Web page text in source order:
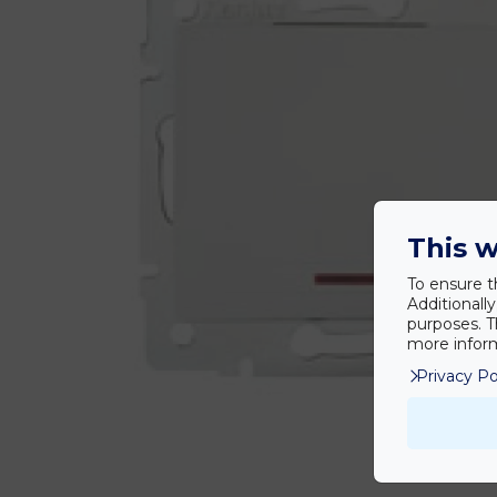
This
To ensure
purposes.
more
Privacy